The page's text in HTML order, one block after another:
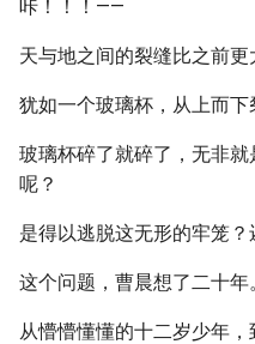
咔！！！——
天与地之间的裂缝比之前更
犹如一个玻璃杯，从上而下
玻璃杯碎了就碎了，无非
呢？
是得以逃脱这无形的牢笼
这个问题，曹晨想了二十年
从懵懵懂懂的十二岁少年